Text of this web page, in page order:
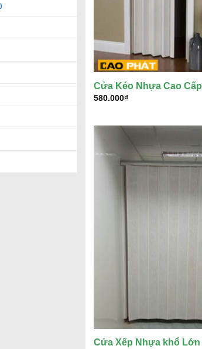
Cửa Kéo Nhựa Cao Cấp
580.000₫
Cửa Xếp Nhựa khổ Lớn